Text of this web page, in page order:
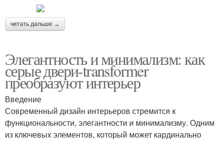
читать дальше →
Элегантность и минимализм: как
серые двери-transformer
преобразуют интерьер
Введение
Современный дизайн интерьеров стремится к
функциональности, элегантности и минимализму. Одним
из ключевых элементов, который может кардинально